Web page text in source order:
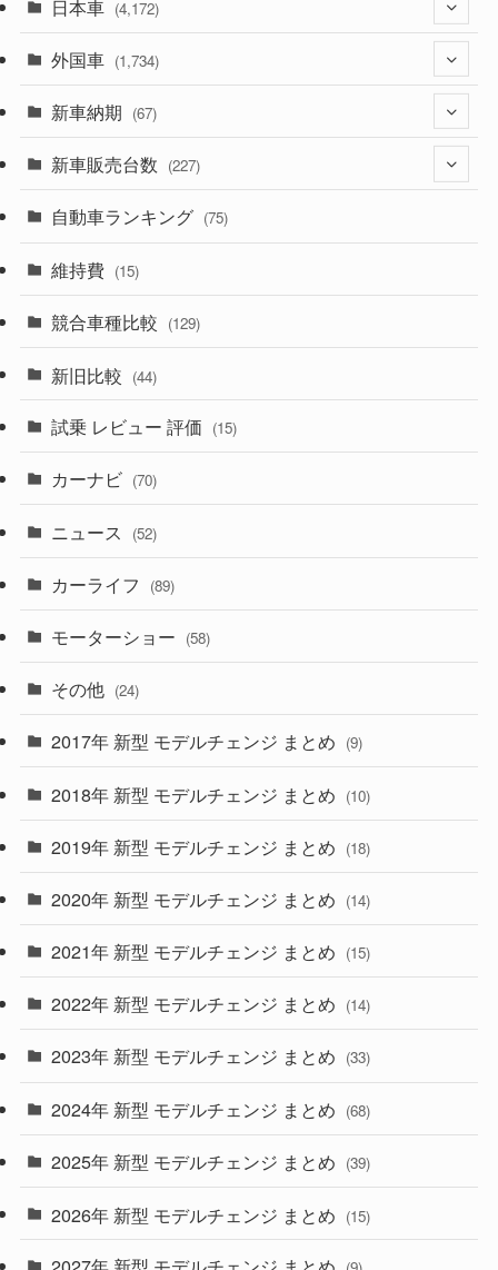
日本車 (4,172)
(1,321)
(329)
(525)
(357)
(328)
(194)
(230)
(253)
外国車 (1,734)
(242)
(85)
(84)
(14)
(222)
(50)
(43)
(6)
(9)
(30)
(27)
(58)
(28)
(27)
(26)
(10)
(35)
(10)
(9)
(22)
(4)
(9)
(4)
新車納期 (67)
(28)
(8)
(3)
(3)
(5)
(1)
新車販売台数 (227)
(21)
(5)
(7)
(5)
自動車ランキング (75)
維持費 (15)
競合車種比較 (129)
新旧比較 (44)
試乗 レビュー 評価 (15)
カーナビ (70)
ニュース (52)
カーライフ (89)
モーターショー (58)
その他 (24)
2017年 新型 モデルチェンジ まとめ (9)
2018年 新型 モデルチェンジ まとめ (10)
2019年 新型 モデルチェンジ まとめ (18)
2020年 新型 モデルチェンジ まとめ (14)
2021年 新型 モデルチェンジ まとめ (15)
2022年 新型 モデルチェンジ まとめ (14)
2023年 新型 モデルチェンジ まとめ (33)
2024年 新型 モデルチェンジ まとめ (68)
2025年 新型 モデルチェンジ まとめ (39)
2026年 新型 モデルチェンジ まとめ (15)